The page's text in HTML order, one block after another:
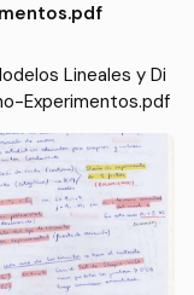
Lineales y Di
Experimentos.pdf